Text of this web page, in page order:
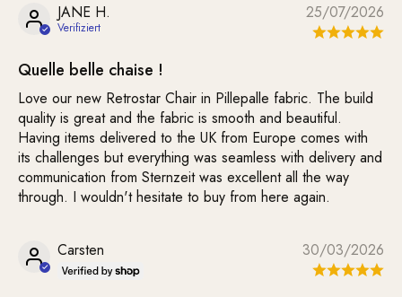
25/07/2026
JANE H.
Quelle belle chaise !
Love our new Retrostar Chair in Pillepalle fabric. The build
quality is great and the fabric is smooth and beautiful.
Having items delivered to the UK from Europe comes with
its challenges but everything was seamless with delivery and
communication from Sternzeit was excellent all the way
through. I wouldn't hesitate to buy from here again.
30/03/2026
Carsten